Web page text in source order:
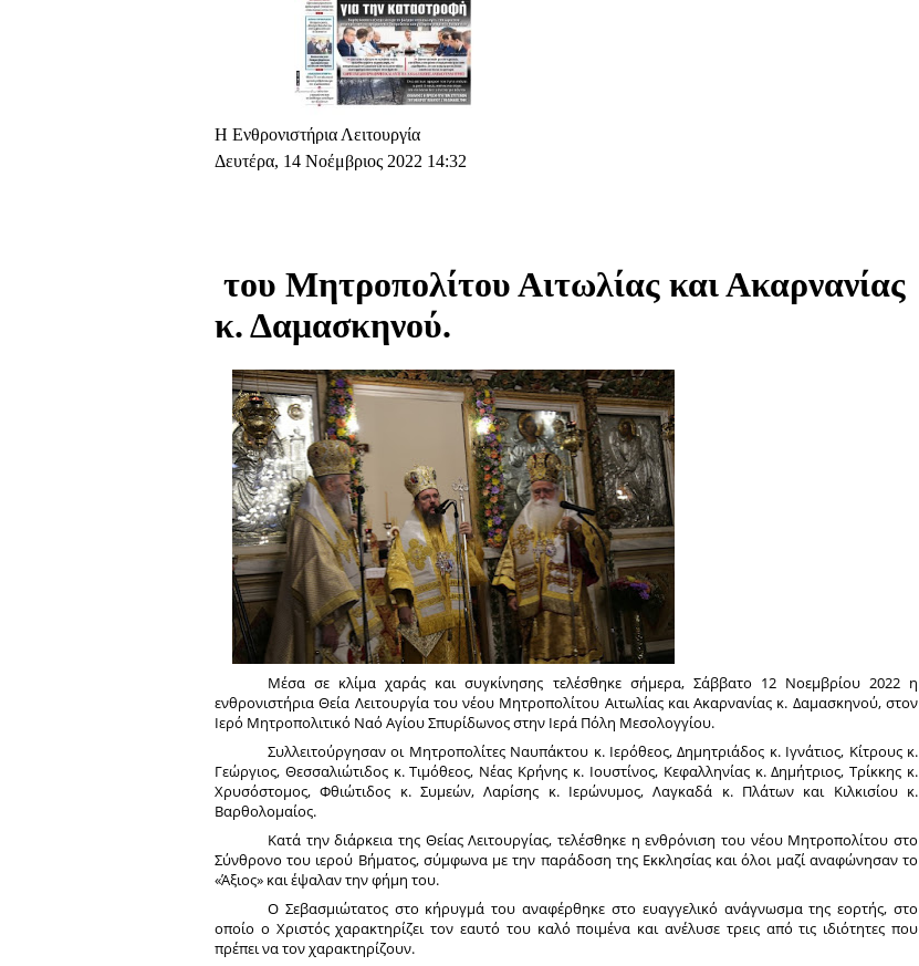
Η Ενθρονιστήρια Λειτουργία
Δευτέρα, 14 Νοέμβριος 2022 14:32
του Μητροπολίτου Αιτωλίας και Ακαρνανίας
κ. Δαμασκηνού.
Μέσα σε κλίμα χαράς και συγκίνησης τελέσθηκε σήμερα, Σάββατο 12 Νοεμβρίου 2022 η
ενθρονιστήρια Θεία Λειτουργία του νέου Mητροπολίτου Αιτωλίας και Ακαρνανίας κ. Δαμασκηνού, στον
Ιερό Μητροπολιτικό Ναό Αγίου Σπυρίδωνος στην Ιερά Πόλη Μεσολογγίου.
Συλλειτούργησαν οι Μητροπολίτες Ναυπάκτου κ. Ιερόθεος, Δημητριάδος κ. Ιγνάτιος, Κίτρους κ.
Γεώργιος, Θεσσαλιώτιδος κ. Τιμόθεος, Νέας Κρήνης κ. Ιουστίνος, Κεφαλληνίας κ. Δημήτριος, Τρίκκης κ.
Χρυσόστομος, Φθιώτιδος κ. Συμεών, Λαρίσης κ. Ιερώνυμος, Λαγκαδά κ. Πλάτων και Κιλκισίου κ.
Βαρθολομαίος.
Κατά την διάρκεια της Θείας Λειτουργίας, τελέσθηκε η ενθρόνιση του νέου Μητροπολίτου στο
Σύνθρονο του ιερού Βήματος, σύμφωνα με την παράδοση της Εκκλησίας και όλοι μαζί αναφώνησαν το
«Άξιος» και έψαλαν την φήμη του.
Ο Σεβασμιώτατος στο κήρυγμά του αναφέρθηκε στο ευαγγελικό ανάγνωσμα της εορτής, στο
οποίο ο Χριστός χαρακτηρίζει τον εαυτό του καλό ποιμένα και ανέλυσε τρεις από τις ιδιότητες που
πρέπει να τον χαρακτηρίζουν.